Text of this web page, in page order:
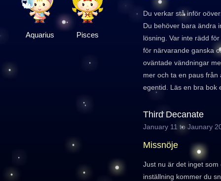
Aquarius Pisces
Du verkar stå inför
Du behöver bara ändra
lösning. Var inte rädd
för närvarande ganska
oväntade vändningar
mer och ta en paus från
egentid. Läs en bra bok
Third Decanate
January 11 to Jaunary
Missnöje
Just nu är det inget
inställning kommer du